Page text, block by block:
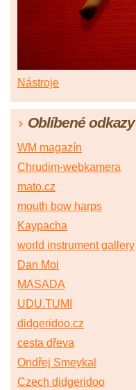
Nástroje
Oblíbené odkazy
WM magazín
Chrudim-webkamera
mato.cz
mouth bow harps
Kaypacha
world instrument gallery
Dan Moi
MASADA
UDU.TUMI
didgeridoo.cz
cesta dřeva
Ondřej Smeykal
Czech didgeridoo